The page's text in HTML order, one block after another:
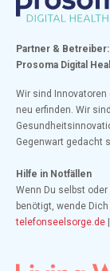
Partner & Betreiber:
Prosoma Digital
Wir sind
neu erfinden. Wir
Gegenwart gedacht
Hilfe in Notfällen
Wenn Du selbst
benötigt, wende
telefonseelsorge.de